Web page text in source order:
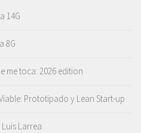
14G
8G
me toca: 2026 edition
Prototipado y Lean Start-up
Larrea